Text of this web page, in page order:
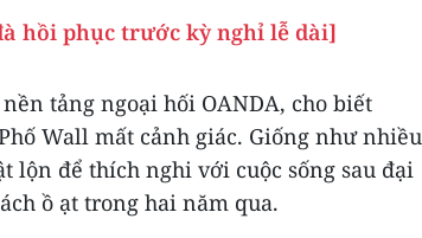
hồi phục trước kỳ nghỉ lễ dài]
tảng ngoại hối OANDA, cho biết
Wall mất cảnh giác. Giống như nhiều
lộn để thích nghi với cuộc sống sau đại
ồ ạt trong hai năm qua.